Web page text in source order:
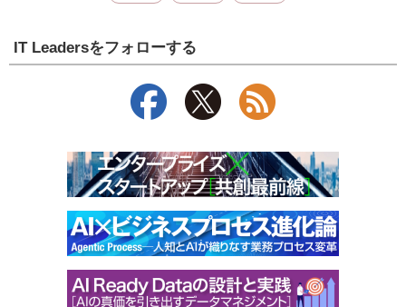
IT Leadersをフォローする